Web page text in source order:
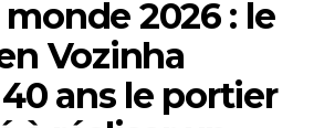
2026 : le
Vozinha
ans le portier